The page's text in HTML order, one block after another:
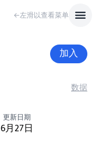
←左滑以查看菜单
加入
数据
更新日期
6月27日